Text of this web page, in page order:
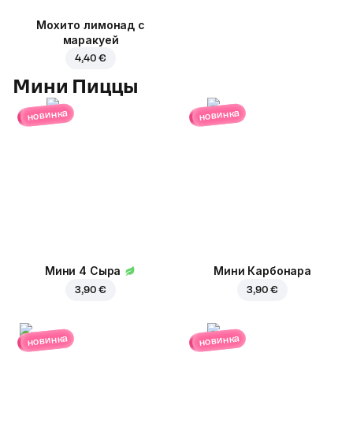
Мохито лимонад с
маракуей
4,40 €
Мини Пиццы
новинка
Мини 4 Сыра
3,90 €
новинка
Мини Карбонара
3,90 €
новинка новинка